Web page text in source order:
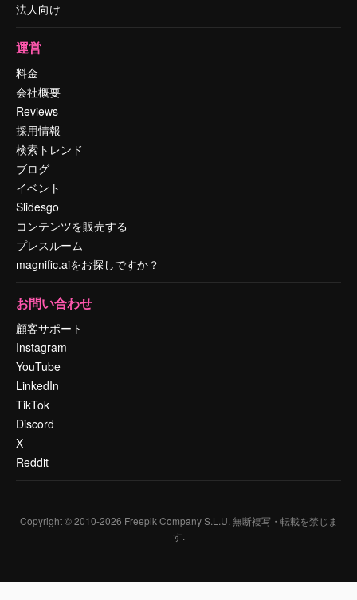
法人向け
運営
料金
会社概要
Reviews
採用情報
検索トレンド
ブログ
イベント
Slidesgo
コンテンツを販売する
プレスルーム
magnific.aiをお探しですか？
お問い合わせ
顧客サポート
Instagram
YouTube
LinkedIn
TikTok
Discord
X
Reddit
Copyright © 2010-2026 Freepik Company S.L.U. 無断複写・転載を禁じま
す.